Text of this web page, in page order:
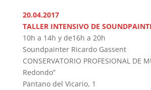
20.04.2017
TALLER INTENSIVO DE
10h a 14h y de16h a 20h
Soundpainter Ricardo Gassent
CONSERVATORIO PROFESIONAL DE
Redondo”
Pantano del Vicario, 1